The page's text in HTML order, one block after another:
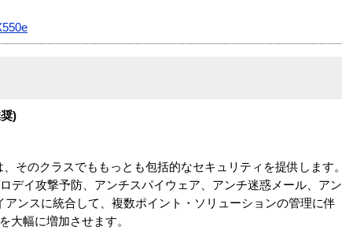
)
そのクラスでももっとも包括的なセキュリティを提供します。
デイ攻撃予防、アンチスパイウェア、アンチ迷惑メール、アン
ンスに統合して、複数ポイント・ソリューションの管理に伴
大幅に増加させます。